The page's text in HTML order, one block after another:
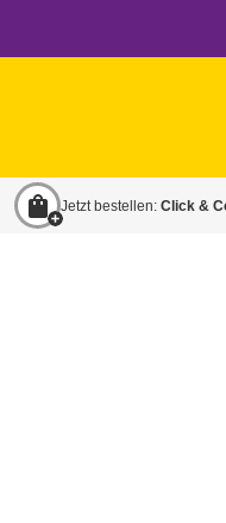
shopping_bag Jetzt bestellen: Click &